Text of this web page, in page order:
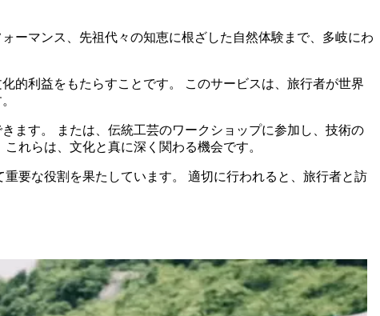
ーマンス、先祖代々の知恵に根ざした自然体験まで、多岐にわ
的利益をもたらすことです。 このサービスは、旅行者が世界
ます。 または、伝統工芸のワークショップに参加し、技術の
れらは、文化と真に深く関わる機会です。
重要な役割を果たしています。 適切に行われると、旅行者と訪